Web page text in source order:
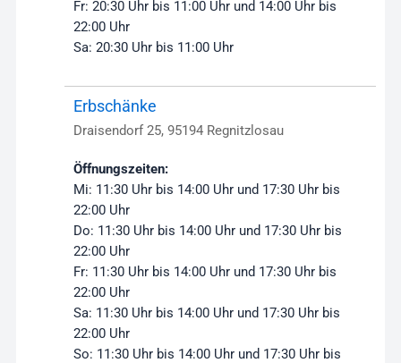
Fr: 20:30 Uhr bis 11:00 Uhr und 14:00 Uhr bis
22:00 Uhr
Sa: 20:30 Uhr bis 11:00 Uhr
Erbschänke
Draisendorf 25, 95194 Regnitzlosau
Öffnungszeiten:
Mi: 11:30 Uhr bis 14:00 Uhr und 17:30 Uhr bis
22:00 Uhr
Do: 11:30 Uhr bis 14:00 Uhr und 17:30 Uhr bis
22:00 Uhr
Fr: 11:30 Uhr bis 14:00 Uhr und 17:30 Uhr bis
22:00 Uhr
Sa: 11:30 Uhr bis 14:00 Uhr und 17:30 Uhr bis
22:00 Uhr
So: 11:30 Uhr bis 14:00 Uhr und 17:30 Uhr bis